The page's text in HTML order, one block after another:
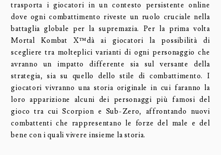
trasporta i giocatori in un contesto persistente online
dove ogni combattimento riveste un ruolo cruciale nella
battaglia globale per la supremazia. Per la prima volta
Mortal Kombat X™dà ai giocatori la possibilità di
scegliere tra molteplici varianti di ogni personaggio che
avranno un impatto differente sia sul versante della
strategia, sia su quello dello stile di combattimento. I
giocatori vivranno una storia originale in cui faranno la
loro apparizione alcuni dei personaggi più famosi del
gioco tra cui Scorpion e Sub-Zero, affrontando nuovi
combattenti che rappresentano le forze del male e del
bene con i quali vivere insieme la storia.